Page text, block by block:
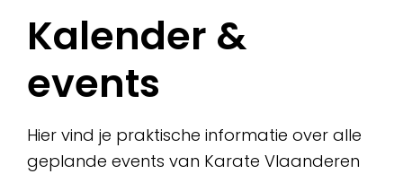
Kalender &
events
Hier vind je praktische informatie over alle
geplande events van Karate Vlaanderen